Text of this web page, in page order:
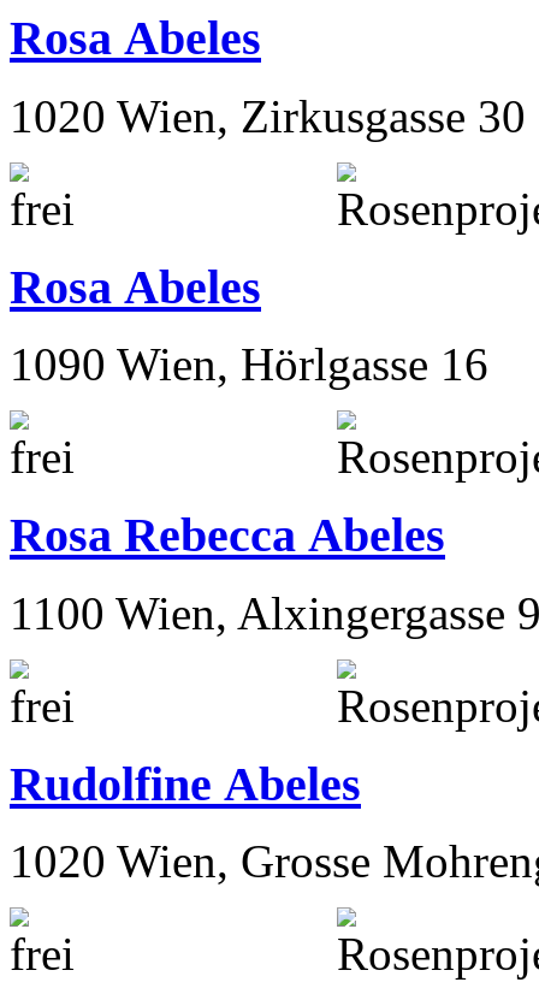
Rosa Abeles
1020 Wien, Zirkusgasse 30
Rosa Abeles
1090 Wien, Hörlgasse 16
Rosa Rebecca Abeles
1100 Wien, Alxingergasse
Rudolfine Abeles
1020 Wien, Grosse